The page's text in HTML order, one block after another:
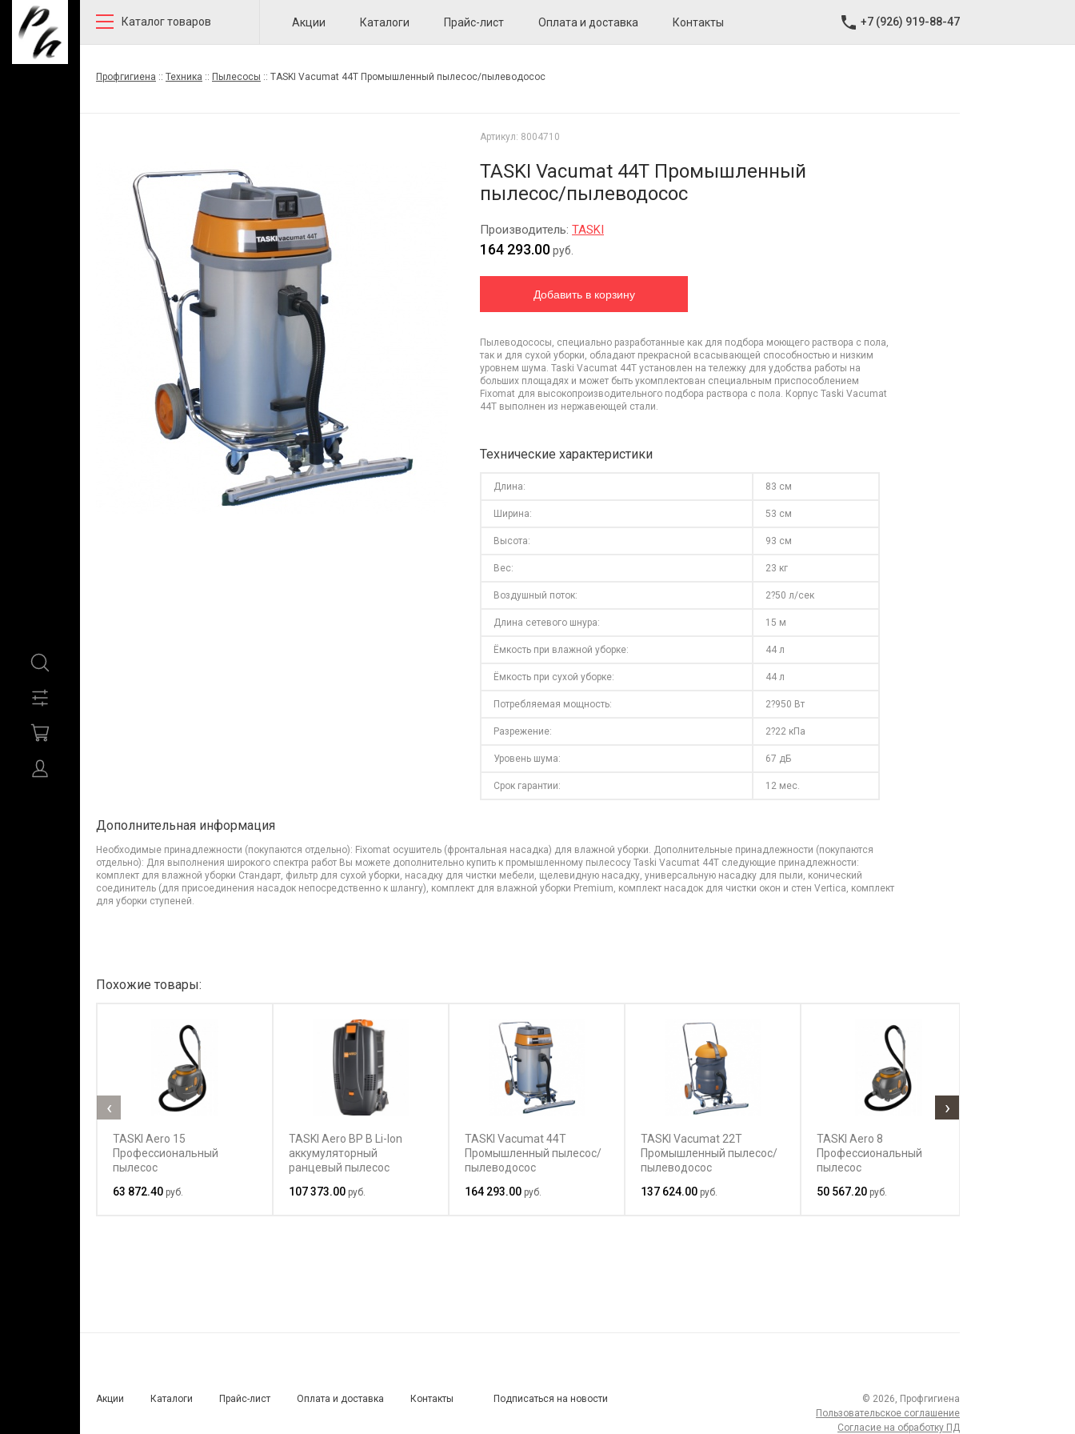
Каталог товаров Акции Каталоги Прайс-лист Оплата и доставка Контакты +7 (926) 919-88-47
Профгигиена :: Техника :: Пылесосы :: TASKI Vacumat 44T Промышленный пылесос/пылеводосос
Артикул: 8004710
TASKI Vacumat 44T Промышленный
пылесос/пылеводосос
Производитель: TASKI
164 293.00руб.
Пылеводососы, специально разработанные как для подбора моющего раствора с пола,
так и для сухой уборки, обладают прекрасной всасывающей способностью и низким
уровнем шума. Taski Vacumat 44T установлен на тележку для удобства работы на
больших площадях и может быть укомплектован специальным приспособлением
Fixomat для высокопроизводительного подбора раствора с пола. Корпус Taski Vacumat
44T выполнен из нержавеющей стали.
Технические характеристики
Длина: 83 см
Ширина: 53 см
Высота: 93 см
Вес: 23 кг
Воздушный поток: 2?50 л/сек
Длина сетевого шнура: 15 м
Ёмкость при влажной уборке: 44 л
Ёмкость при сухой уборке: 44 л
Потребляемая мощность: 2?950 Вт
Разрежение: 2?22 кПа
Уровень шума: 67 дБ
Срок гарантии: 12 мес.
Дополнительная информация
Необходимые принадлежности (покупаются отдельно): Fixomat осушитель (фронтальная насадка) для влажной уборки. Дополнительные принадлежности (покупаются
отдельно): Для выполнения широкого спектра работ Вы можете дополнительно купить к промышленному пылесосу Taski Vacumat 44Т следующие принадлежности:
комплект для влажной уборки Стандарт, фильтр для сухой уборки, насадку для чистки мебели, щелевидную насадку, универсальную насадку для пыли, конический
соединитель (для присоединения насадок непосредственно к шлангу), комплект для влажной уборки Premium, комплект насадок для чистки окон и стен Vertica, комплект
для уборки ступеней.
Похожие товары:
TASKI Aero 15
Профессиональный
пылесос
63 872.40 руб.
TASKI Aero BP B Li-Ion
аккумуляторный
ранцевый пылесос
107 373.00 руб.
TASKI Vacumat 44T
Промышленный пылесос/
пылеводосос
164 293.00 руб.
TASKI Vacumat 22T
Промышленный пылесос/
пылеводосос
137 624.00 руб.
TASKI Aero 8
Профессиональный
пылесос
50 567.20 руб.
‹ ›
Акции Каталоги Прайс-лист Оплата и доставка Контакты Подписаться на новости
© 2026, Профгигиена
Пользовательское соглашение
Согласие на обработку ПД